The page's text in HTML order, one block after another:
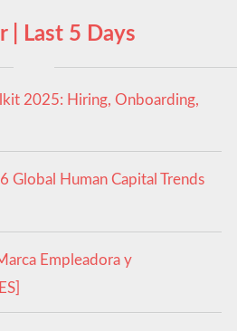
| Last 5 Days
2025: Hiring, Onboarding,
Global Human Capital Trends
Empleadora y